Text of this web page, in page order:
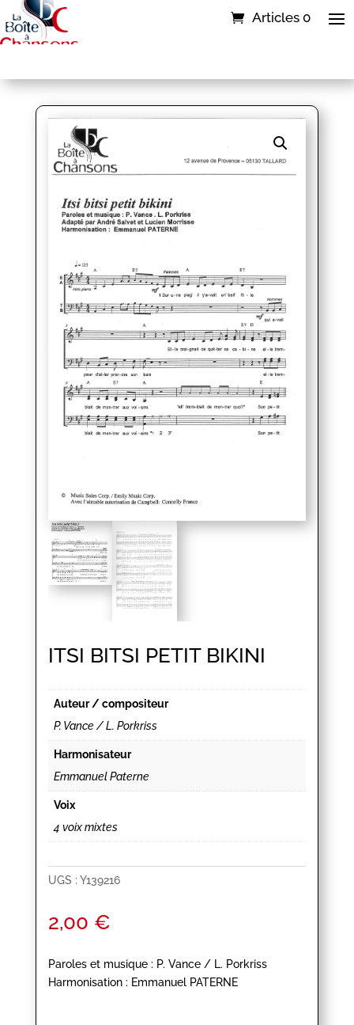
Articles 0
ITSI BITSI PETIT BIKINI
Auteur / compositeur
P. Vance / L. Porkriss
Harmonisateur
Emmanuel Paterne
Voix
4 voix mixtes
UGS : Y139216
2,00 €
Paroles et musique : P. Vance / L. Porkriss
Harmonisation : Emmanuel PATERNE